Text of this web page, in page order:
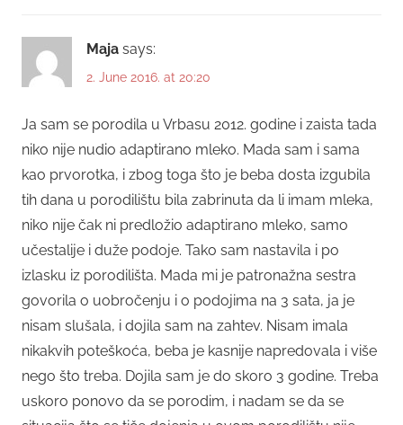
Maja says:
2. June 2016. at 20:20
Ja sam se porodila u Vrbasu 2012. godine i zaista tada
niko nije nudio adaptirano mleko. Mada sam i sama
kao prvorotka, i zbog toga što je beba dosta izgubila
tih dana u porodilištu bila zabrinuta da li imam mleka,
niko nije čak ni predložio adaptirano mleko, samo
učestalije i duže podoje. Tako sam nastavila i po
izlasku iz porodilišta. Mada mi je patronažna sestra
govorila o uobročenju i o podojima na 3 sata, ja je
nisam slušala, i dojila sam na zahtev. Nisam imala
nikakvih poteškoća, beba je kasnije napredovala i više
nego što treba. Dojila sam je do skoro 3 godine. Treba
uskoro ponovo da se porodim, i nadam se da se